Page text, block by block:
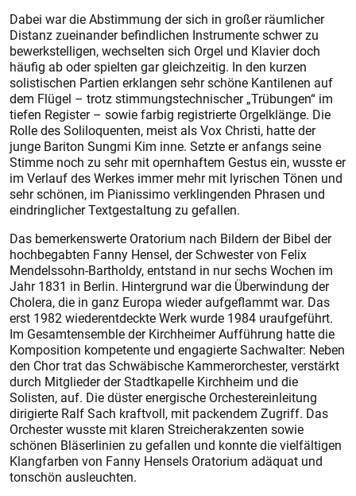
Dabei war die Abstimmung der sich in großer räumlicher
Distanz zueinander befindlichen Instrumente schwer zu
bewerkstelligen, wechselten sich Orgel und Klavier doch
häufig ab oder spielten gar gleichzeitig. In den kurzen
solistischen Partien erklangen sehr schöne Kantilenen auf
dem Flügel – trotz stimmungstechnischer „Trübungen“ im
tiefen Regis­ter – sowie farbig registrierte Orgelklänge. Die
Rolle des Soliloquenten, meist als Vox Christi, hatte der
junge Bariton Sungmi Kim inne. Setzte er anfangs seine
Stimme noch zu sehr mit opernhaftem Gestus ein, wusste er
im Verlauf des Werkes immer mehr mit lyrischen Tönen und
sehr schönen, im Pianissimo verklingenden Phrasen und
eindringlicher Textgestaltung zu gefallen.
Das bemerkenswerte Oratorium nach Bildern der Bibel der
hochbegabten Fanny Hensel, der Schwester von Felix
Mendelssohn-Bartholdy, entstand in nur sechs Wochen im
Jahr 1831 in Berlin. Hintergrund war die Überwindung der
Cholera, die in ganz Europa wieder aufgeflammt war. Das
erst 1982 wiederentdeckte Werk wurde 1984 uraufgeführt.
Im Gesamtensemble der Kirchheimer Aufführung hatte die
Komposition kompetente und engagierte Sachwalter: Neben
den Chor trat das Schwäbische Kammerorchester, verstärkt
durch Mitglieder der Stadtkapelle Kirchheim und die
Solisten, auf. Die düster energische Orchestereinleitung
dirigierte Ralf Sach kraftvoll, mit packendem Zugriff. Das
Orchester wusste mit klaren Streicherakzenten sowie
schönen Bläserlinien zu gefallen und konnte die vielfältigen
Klangfarben von Fanny Hensels Oratorium adäquat und
tonschön ausleuchten.